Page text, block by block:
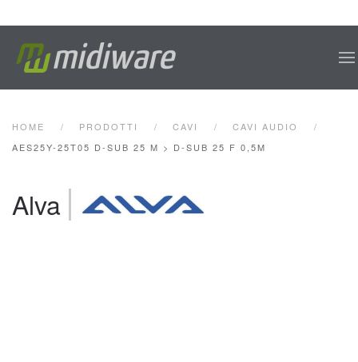
HOME PRODOTTI CAVI
CAVI AUDIO
AES25Y-25T05 D-SUB 25 M > D-SUB 25 F 0,5M
Alva